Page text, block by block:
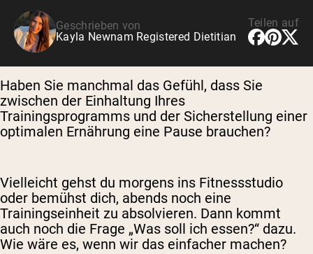
Geschrieben von
Kayla Newnam Registered Dietitian
Teilen auf
Haben Sie manchmal das Gefühl, dass Sie
zwischen der Einhaltung Ihres
Trainingsprogramms und der Sicherstellung einer
optimalen Ernährung eine Pause brauchen?
Vielleicht gehst du morgens ins Fitnessstudio
oder bemühst dich, abends noch eine
Trainingseinheit zu absolvieren. Dann kommt
auch noch die Frage „Was soll ich essen?“ dazu.
Wie wäre es, wenn wir das einfacher machen?